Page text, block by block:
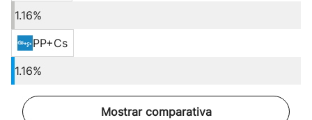
1.16%
PP+Cs
1.16%
Mostrar comparativa